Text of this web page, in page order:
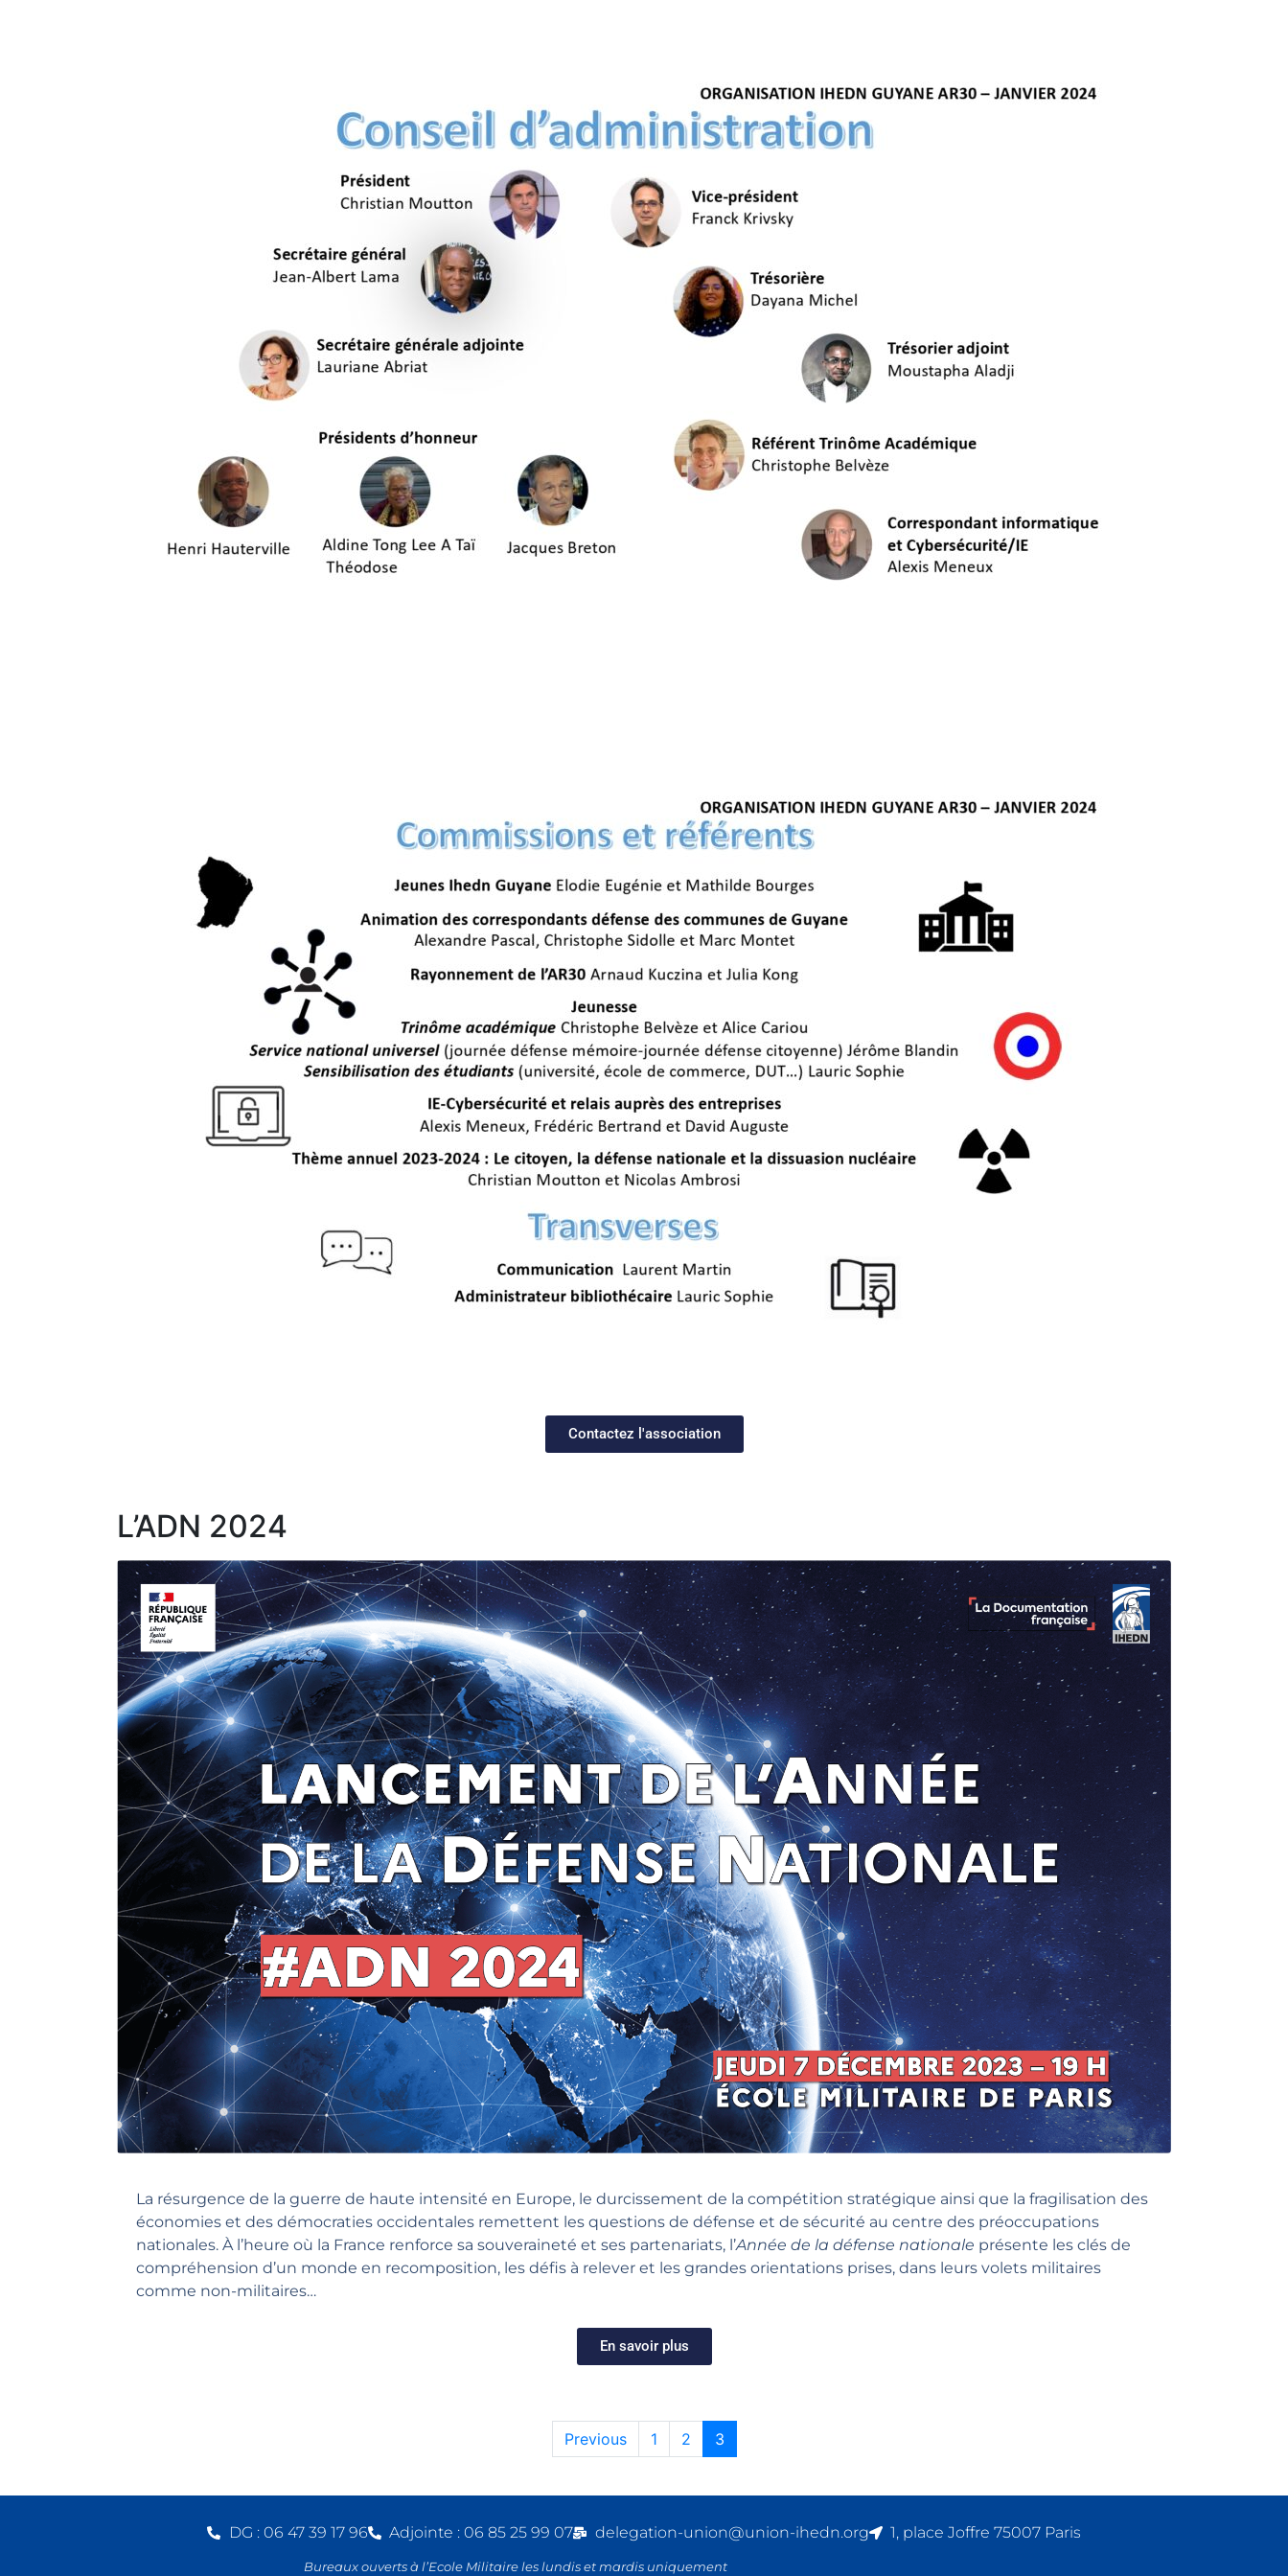
Contactez l'association
L’ADN 2024
La résurgence de la guerre de haute intensité en Europe, le durcissement de la compétition stratégique ainsi que la fragilisation des
économies et des démocraties occidentales remettent les questions de défense et de sécurité au centre des préoccupations
nationales. À l’heure où la France renforce sa souveraineté et ses partenariats, l’Année de la défense nationale présente les clés de
compréhension d’un monde en recomposition, les défis à relever et les grandes orientations prises, dans leurs volets militaires
comme non-militaires…
En savoir plus
Previous 1 2 3
DG : 06 47 39 17 96 Adjointe : 06 85 25 99 07 delegation-union@union-ihedn.org 1, place Joffre 75007 Paris
Bureaux ouverts à l’Ecole Militaire les lundis et mardis uniquement